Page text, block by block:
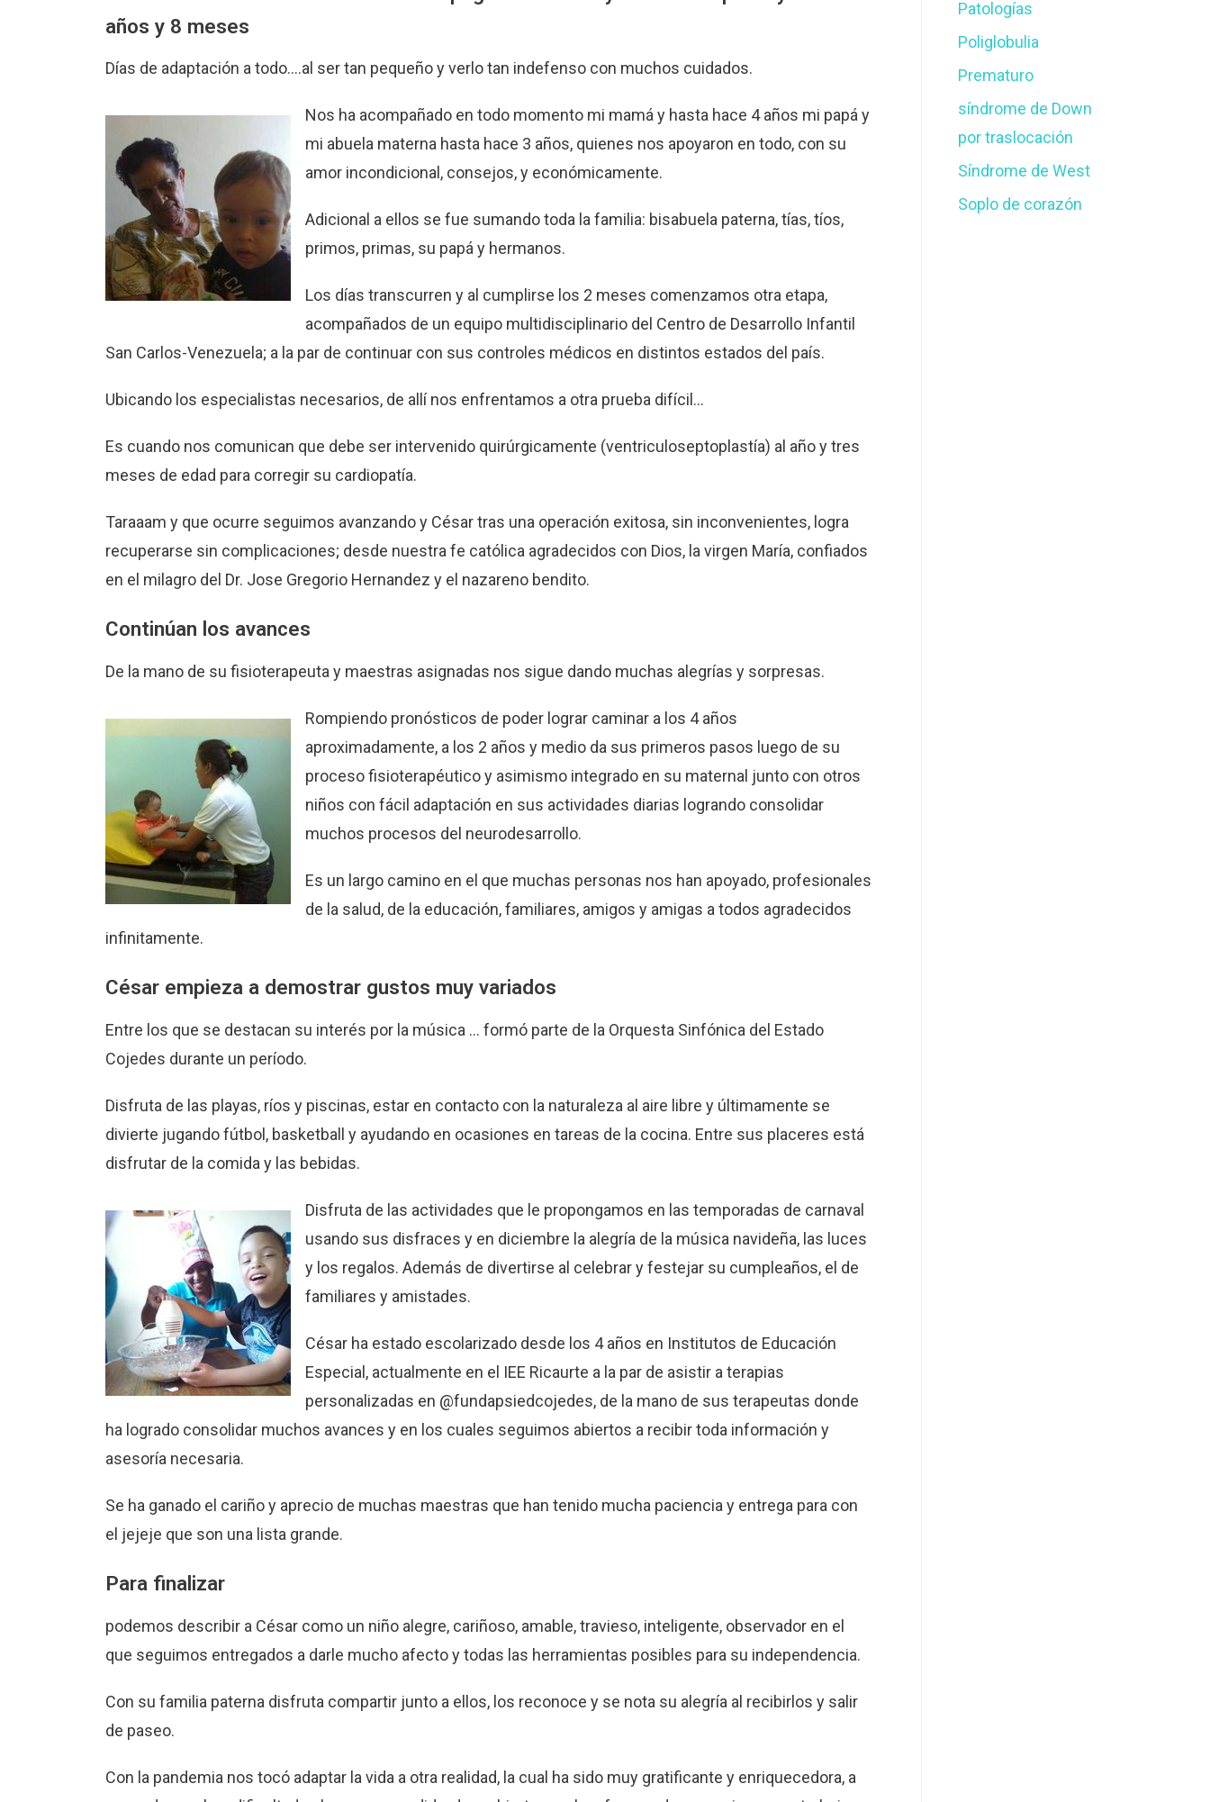
años y 8 meses
Días de adaptación a todo….al ser tan pequeño y verlo tan indefenso con muchos cuidados.
Nos ha acompañado en todo momento mi mamá y hasta hace 4 años mi papá y
mi abuela materna hasta hace 3 años, quienes nos apoyaron en todo, con su
amor incondicional, consejos, y económicamente.
Adicional a ellos se fue sumando toda la familia: bisabuela paterna, tías, tíos,
primos, primas, su papá y hermanos.
Los días transcurren y al cumplirse los 2 meses comenzamos otra etapa,
acompañados de un equipo multidisciplinario del Centro de Desarrollo Infantil
San Carlos-Venezuela; a la par de continuar con sus controles médicos en distintos estados del país.
Ubicando los especialistas necesarios, de allí nos enfrentamos a otra prueba difícil…
Es cuando nos comunican que debe ser intervenido quirúrgicamente (ventriculoseptoplastía) al año y tres
meses de edad para corregir su cardiopatía.
Taraaam y que ocurre seguimos avanzando y César tras una operación exitosa, sin inconvenientes, logra
recuperarse sin complicaciones; desde nuestra fe católica agradecidos con Dios, la virgen María, confiados
en el milagro del Dr. Jose Gregorio Hernandez y el nazareno bendito.
Continúan los avances
De la mano de su fisioterapeuta y maestras asignadas nos sigue dando muchas alegrías y sorpresas.
Rompiendo pronósticos de poder lograr caminar a los 4 años
aproximadamente, a los 2 años y medio da sus primeros pasos luego de su
proceso fisioterapéutico y asimismo integrado en su maternal junto con otros
niños con fácil adaptación en sus actividades diarias logrando consolidar
muchos procesos del neurodesarrollo.
Es un largo camino en el que muchas personas nos han apoyado, profesionales
de la salud, de la educación, familiares, amigos y amigas a todos agradecidos
infinitamente.
César empieza a demostrar gustos muy variados
Entre los que se destacan su interés por la música … formó parte de la Orquesta Sinfónica del Estado
Cojedes durante un período.
Disfruta de las playas, ríos y piscinas, estar en contacto con la naturaleza al aire libre y últimamente se
divierte jugando fútbol, basketball y ayudando en ocasiones en tareas de la cocina. Entre sus placeres está
disfrutar de la comida y las bebidas.
Disfruta de las actividades que le propongamos en las temporadas de carnaval
usando sus disfraces y en diciembre la alegría de la música navideña, las luces
y los regalos. Además de divertirse al celebrar y festejar su cumpleaños, el de
familiares y amistades.
César ha estado escolarizado desde los 4 años en Institutos de Educación
Especial, actualmente en el IEE Ricaurte a la par de asistir a terapias
personalizadas en @fundapsiedcojedes, de la mano de sus terapeutas donde
ha logrado consolidar muchos avances y en los cuales seguimos abiertos a recibir toda información y
asesoría necesaria.
Se ha ganado el cariño y aprecio de muchas maestras que han tenido mucha paciencia y entrega para con
el jejeje que son una lista grande.
Para finalizar
podemos describir a César como un niño alegre, cariñoso, amable, travieso, inteligente, observador en el
que seguimos entregados a darle mucho afecto y todas las herramientas posibles para su independencia.
Con su familia paterna disfruta compartir junto a ellos, los reconoce y se nota su alegría al recibirlos y salir
de paseo.
Con la pandemia nos tocó adaptar la vida a otra realidad, la cual ha sido muy gratificante y enriquecedora, a
Patologías
Poliglobulia
Prematuro
síndrome de Down
por traslocación
Síndrome de West
Soplo de corazón